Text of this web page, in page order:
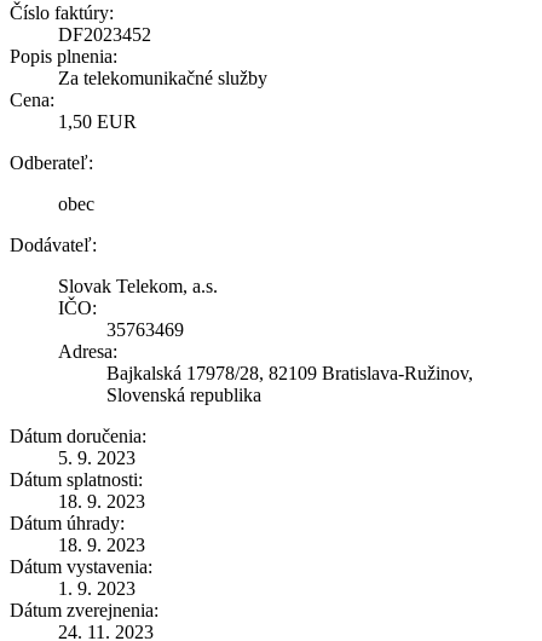
Číslo faktúry:
DF2023452
Popis plnenia:
Za telekomunikačné služby
Cena:
1,50 EUR
Odberateľ:
obec
Dodávateľ:
Slovak Telekom, a.s.
IČO:
35763469
Adresa:
Bajkalská 17978/28, 82109 Bratislava-Ružinov,
Slovenská republika
Dátum doručenia:
5. 9. 2023
Dátum splatnosti:
18. 9. 2023
Dátum úhrady:
18. 9. 2023
Dátum vystavenia:
1. 9. 2023
Dátum zverejnenia:
24. 11. 2023